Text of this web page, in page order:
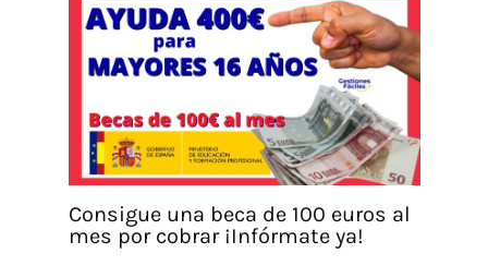
Consigue una beca de 100 euros al
mes por cobrar ¡Infórmate ya!